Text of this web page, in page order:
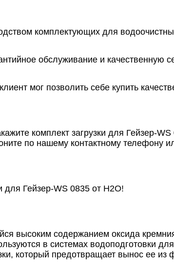
комплектующих для
обслуживание и качественную
мог позволить себе купить
комплект загрузки для Гейзер-
по нашему контактному телефону
для Гейзер-WS 0835 от Н2О!
высоким содержанием оксида
в системах водоподготовки
который предотвращает вынос ее из